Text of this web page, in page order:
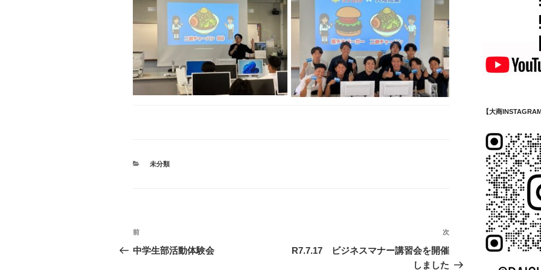
カ
未分類
投
稿
前
の
前
中学生部活動体験会
次
の
投
次
R7.7.17 ビジネスマナー講習会を開催
しました
【大商